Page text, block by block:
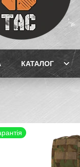
КАТАЛОГ